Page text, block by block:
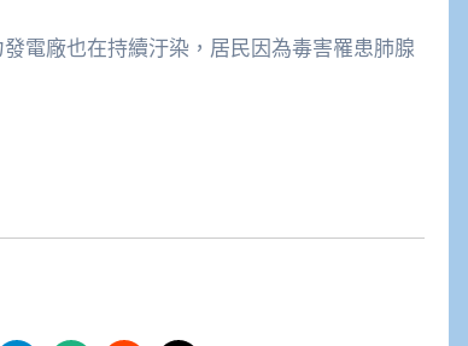
電廠也在持續汙染，居民因為毒害罹患肺腺